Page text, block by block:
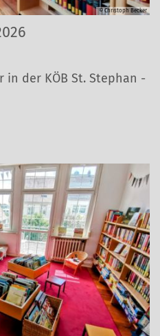
© Christoph Becker
in der KÖB St. Stephan -